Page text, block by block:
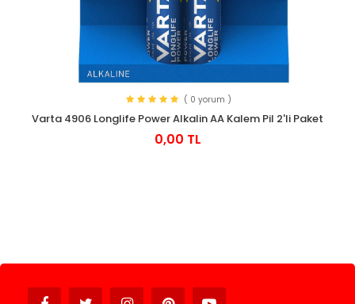
( 0 yorum )
Varta 4906 Longlife Power Alkalin AA Kalem Pil 2'li Paket
0,00 TL